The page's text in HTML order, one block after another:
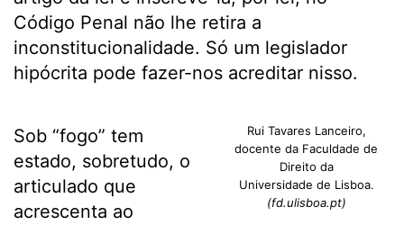
Código Penal não lhe retira a
inconstitucionalidade. Só um legislador
hipócrita pode fazer-nos acreditar nisso.
Rui Tavares Lanceiro,
docente da Faculdade de
Direito da
Universidade de Lisboa.
(fd.ulisboa.pt)
Sob “fogo” tem
estado, sobretudo, o
articulado que
acrescenta ao